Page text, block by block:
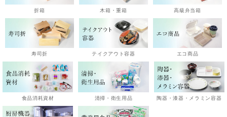
折箱 木箱・重箱 高級弁当箱
寿司折 テイクアウト容器 エコ商品
食品消耗資材 清掃・衛生用品 陶器・漆器・メラミン容器